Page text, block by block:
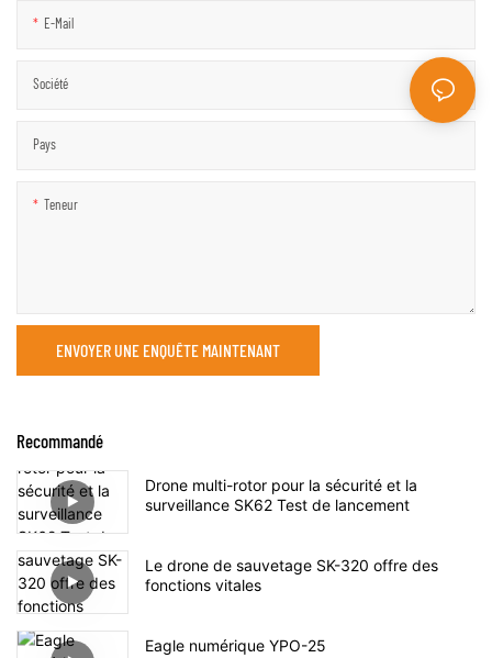
E-Mail
Société
Pays
Teneur
ENVOYER UNE ENQUÊTE MAINTENANT
Recommandé
Drone multi-rotor pour la sécurité et la
surveillance SK62 Test de lancement
Le drone de sauvetage SK-320 offre des
fonctions vitales
Eagle numérique YPO-25